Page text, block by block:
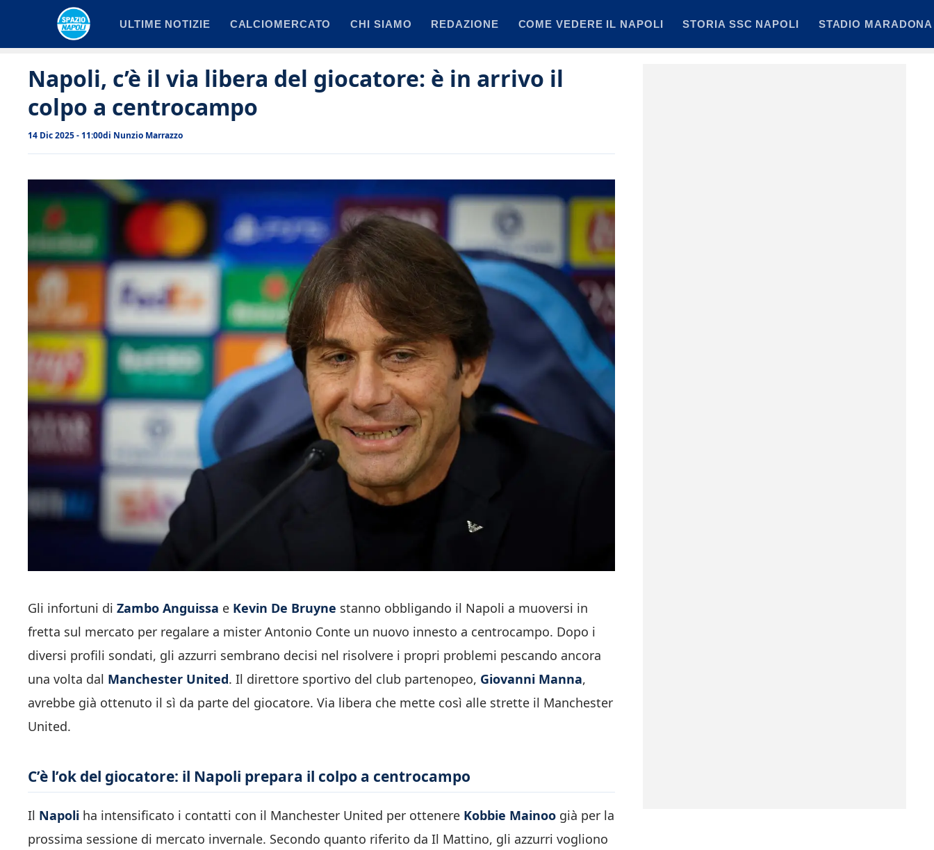
ULTIME NOTIZIE CALCIOMERCATO CHI SIAMO REDAZIONE COME VEDERE IL NAPOLI STORIA SSC NAPOLI STADIO MARADONA
Napoli, c’è il via libera del giocatore: è in arrivo il
colpo a centrocampo
14 Dic 2025 - 11:00di Nunzio Marrazzo
Gli infortuni di Zambo Anguissa e Kevin De Bruyne stanno obbligando il Napoli a muoversi in
fretta sul mercato per regalare a mister Antonio Conte un nuovo innesto a centrocampo. Dopo i
diversi profili sondati, gli azzurri sembrano decisi nel risolvere i propri problemi pescando ancora
una volta dal Manchester United. Il direttore sportivo del club partenopeo, Giovanni Manna,
avrebbe già ottenuto il sì da parte del giocatore. Via libera che mette così alle strette il Manchester
United.
C’è l’ok del giocatore: il Napoli prepara il colpo a centrocampo
Il Napoli ha intensificato i contatti con il Manchester United per ottenere Kobbie Mainoo già per la
prossima sessione di mercato invernale. Secondo quanto riferito da Il Mattino, gli azzurri vogliono